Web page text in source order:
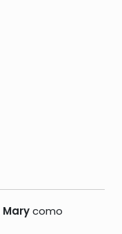
Marycomo